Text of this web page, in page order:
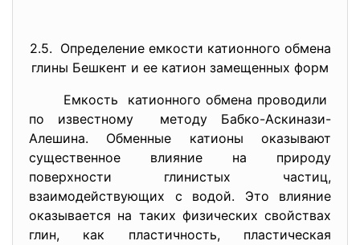
2.5. Определение емкости катионного обмена
глины Бешкент и ее катион замещенных форм
Емкость катионного обмена проводили
по известному методу Бабко-Аскинази-
Алешина. Обменные катионы оказывают
существенное влияние на природу
поверхности глинистых частиц,
взаимодействующих с водой. Это влияние
оказывается на таких физических свойствах
глин, как пластичность, пластическая